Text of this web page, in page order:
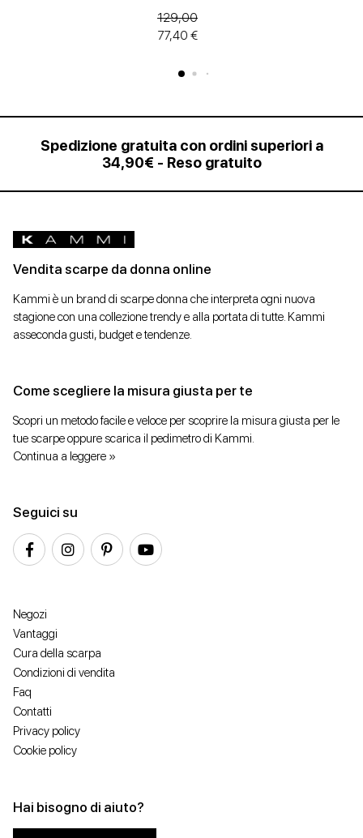
129,00
77,40 €
Spedizione gratuita con ordini superiori a
34,90€ - Reso gratuito
Vendita scarpe da donna online
Kammi è un brand di scarpe donna che interpreta ogni nuova
stagione con una collezione trendy e alla portata di tutte. Kammi
asseconda gusti, budget e tendenze.
Come scegliere la misura giusta per te
Scopri un metodo facile e veloce per scoprire la misura giusta per le
tue scarpe oppure scarica il pedimetro di Kammi.
Continua a leggere »
Seguici su
Negozi
Vantaggi
Cura della scarpa
Condizioni di vendita
Faq
Contatti
Privacy policy
Cookie policy
Hai bisogno di aiuto?